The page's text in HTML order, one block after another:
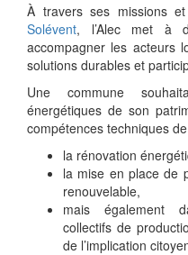
À travers ses missions
Solévent, l’Alec met à
accompagner les acteurs
solutions durables et
Une commune
énergétiques de son
compétences techniques de
la rénovation
la mise en place de
renouvelable,
mais également
collectifs de
de l’implication